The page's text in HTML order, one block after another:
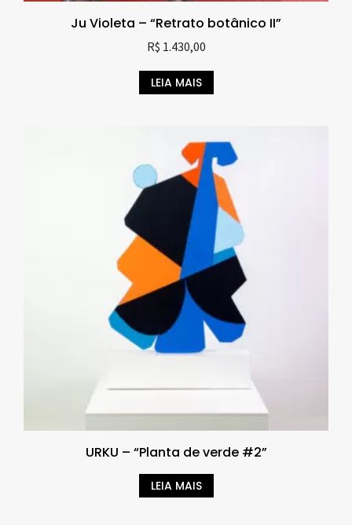
Ju Violeta – “Retrato botânico II”
R$ 1.430,00
LEIA MAIS
URKU – “Planta de verde #2”
LEIA MAIS